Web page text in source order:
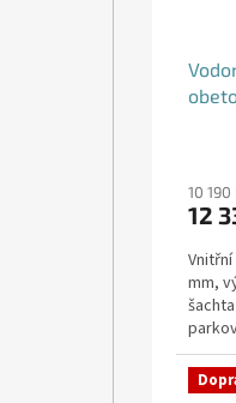
10 190
12
mm,
DN32